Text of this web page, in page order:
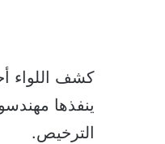
كشف اللواء
ينفذها
الترخيص.